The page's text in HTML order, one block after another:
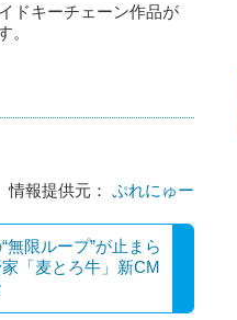
ドキーチェーン作品が
。
情報提供元： ぷれにゅー
無限ループ”が止まら
「麦とろ牛」新CM